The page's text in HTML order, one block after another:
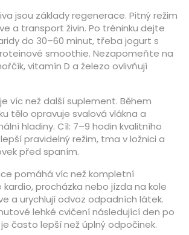
jsou základy regenerace. Pitný režim
a transport živin. Po tréninku dejte
do 30–60 minut, třeba jogurt s
smoothie. Nezapomeňte na
vitamín D a železo ovlivňují
víc než další suplement. Během
tělo opravuje svalová vlákna a
hladiny. Cíl: 7–9 hodin kvalitního
pravidelný režim, tma v ložnici a
před spaním.
pomáhá víc než kompletní
kardio, procházka nebo jízda na kole
a urychlují odvoz odpadních látek.
lehké cvičení následující den po
často lepší než úplný odpočinek.